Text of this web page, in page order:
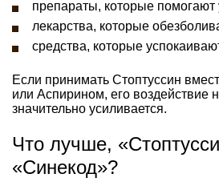
препараты, которые помогают
лекарства, которые
средства, которые
Если принимать Стоптуссин
или Аспирином, его воздействие
значительно усиливается.
Что лучше,
«Синекод»?